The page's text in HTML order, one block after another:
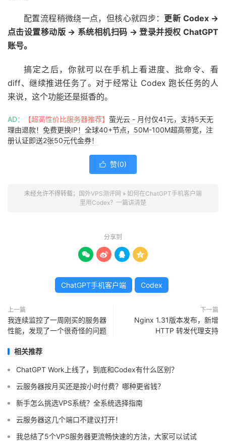
配置流程稍微绕一点，但核心就四步： 更新 Codex →
点击设置移动版 → 系统相机扫码 → 登录并授权 ChatGPT
账号。
搞定之后，你就可以在手机上看进度、批命令、看
diff、继续推进任务了。对于经常让 Codex 跑长任务的人
来说，这个功能还是挺香的。
AD： 【超高性价比服务器推荐】 萤光云 - 月付仅41元，支持5天无
理由退款！免费更换IP！全球40+节点，50M-100M超高带宽，注
册认证即送2张50元代金券！
 赞(0)
未经允许不得转载； 国外VPS测评网 » 如何在ChatGPT手机客户端
里用Codex？一篇讲清楚
分享到
   
ChatGPT手机客户端 Codex
上一篇
我连续监控了一周刚买的服务器
性能，发现了一个很奇怪的问题
下一篇
Nginx 1.31版本发布，新增
HTTP 转发代理支持
相关推荐
ChatGPT Work上线了，到底和Codex有什么区别？
云服务器按月买还是按小时付费？哪种更省钱？
新手怎么挑选VPS系统？全系统选择指南
云服务器这几个端口不建议打开！
我总结了5个VPS服务器更流畅快速的方法，大家可以试试